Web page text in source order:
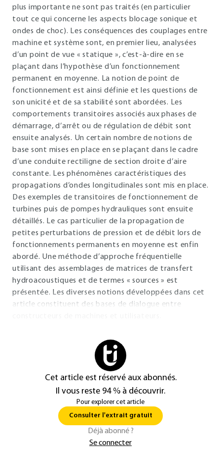
plus importante ne sont pas traités (en particulier
tout ce qui concerne les aspects blocage sonique et
ondes de choc). Les conséquences des couplages entre
machine et système sont, en premier lieu, analysées
d’un point de vue « statique », c’est-à-dire en se
plaçant dans l’hypothèse d’un fonctionnement
permanent en moyenne. La notion de point de
fonctionnement est ainsi définie et les questions de
son unicité et de sa stabilité sont abordées. Les
comportements transitoires associés aux phases de
démarrage, d’arrêt ou de régulation de débit sont
ensuite analysés. Un certain nombre de notions de
base sont mises en place en se plaçant dans le cadre
d’une conduite rectiligne de section droite d’aire
constante. Les phénomènes caractéristiques des
propagations d’ondes longitudinales sont mis en place.
Des exemples de transitoires de fonctionnement de
turbines puis de pompes hydrauliques sont ensuite
détaillés. Le cas particulier de la propagation de
petites perturbations de pression et de débit lors de
fonctionnements permanents en moyenne est enfin
abordé. Une méthode d’approche fréquentielle
utilisant des assemblages de matrices de transfert
hydroacoustiques et de termes « sources » est
présentée. Les diverses notions développées dans cet
article constituent des bases de dialogue entre
Cet article est réservé aux abonnés.
Il vous reste 94 % à découvrir.
Pour explorer cet article
Consulter l'extrait gratuit
Déjà abonné ?
Se connecter